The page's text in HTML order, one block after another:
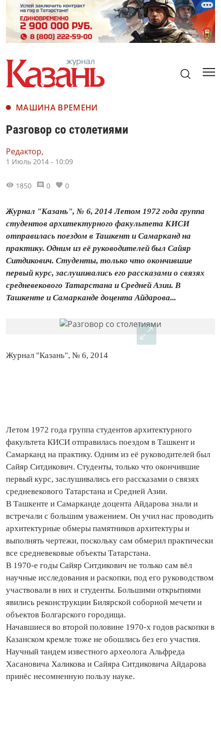
МАШИНА ВРЕМЕНИ
Разговор со столетиями
Редактор,
1 Июль 2014 - 10:09
1850 0 0
Журнал "Казань", № 6, 2014 Летом 1972 года группа
студентов архитектурного факультета КИСИ
отправилась поездом в Ташкент и Самарканд на
практику. Одним из её руководителей был Сайяр
Ситдикович. Студенты, только что окончившие
первый курс, заслушивались его рассказами о связях
средневекового Татарстана и Средней Азии. В
Ташкенте и Самарканде доцента Айдарова...
Журнал "Казань", № 6, 2014
Летом 1972 года группа студентов архитектурного
факультета КИСИ отправилась поездом в Ташкент и
Самарканд на практику. Одним из её руководителей был
Сайяр Ситдикович. Студенты, только что окончившие
первый курс, заслушивались его рассказами о связях
средневекового Татарстана и Средней Азии.
В Ташкенте и Самарканде доцента Айдарова знали и
встречали с большим уважением. Он учил нас проводить
архитектурные обмеры памятников архитектуры и
выполнять чертежи, поскольку сам обмерил практически
все средневековые объекты Татарстана.
В 1970‑е годы Сайяр Ситдикович не только сам вёл
научные исследования и раскопки, под его руководством
участвовали в них и студенты. Большими открытиями
явились реконструкции Билярской соборной мечети и
объектов Болгарского городища.
Начавшиеся во второй половине 1970‑х годов раскопки в
Казанском кремле тоже не обошлись без его участия.
Научный тандем известного архео­лога Альфреда
Хасановича Халикова и Сайяра Ситдиковича Айдарова
принёс несомненную пользу науке.